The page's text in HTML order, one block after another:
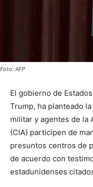
Foto: AFP
El gobierno de
Trump, ha planteado
militar y agentes de la
(CIA) participen de
presuntos centros de
de acuerdo con
estadunidenses